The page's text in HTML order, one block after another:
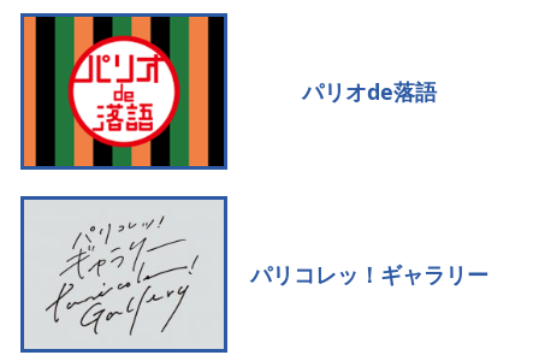
パリオde落語
パリコレッ！ギャラリー